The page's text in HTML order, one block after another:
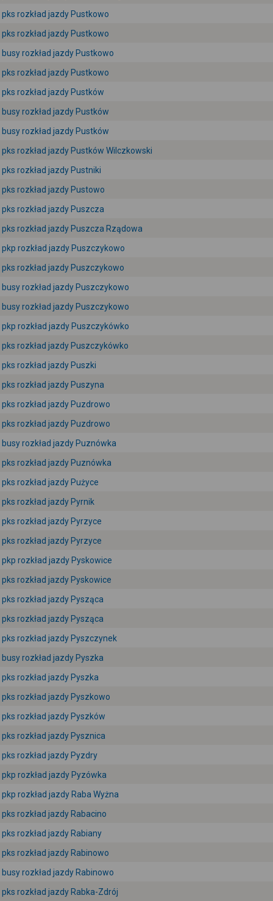
pks rozkład jazdy Pustkowo
pks rozkład jazdy Pustkowo
busy rozkład jazdy Pustkowo
pks rozkład jazdy Pustkowo
pks rozkład jazdy Pustków
busy rozkład jazdy Pustków
busy rozkład jazdy Pustków
pks rozkład jazdy Pustków Wilczkowski
pks rozkład jazdy Pustniki
pks rozkład jazdy Pustowo
pks rozkład jazdy Puszcza
pks rozkład jazdy Puszcza Rządowa
pkp rozkład jazdy Puszczykowo
pks rozkład jazdy Puszczykowo
busy rozkład jazdy Puszczykowo
busy rozkład jazdy Puszczykowo
pkp rozkład jazdy Puszczykówko
pks rozkład jazdy Puszczykówko
pks rozkład jazdy Puszki
pks rozkład jazdy Puszyna
pks rozkład jazdy Puzdrowo
pks rozkład jazdy Puzdrowo
busy rozkład jazdy Puznówka
pks rozkład jazdy Puznówka
pks rozkład jazdy Pużyce
pks rozkład jazdy Pyrnik
pks rozkład jazdy Pyrzyce
pks rozkład jazdy Pyrzyce
pkp rozkład jazdy Pyskowice
pks rozkład jazdy Pyskowice
pks rozkład jazdy Pysząca
pks rozkład jazdy Pysząca
pks rozkład jazdy Pyszczynek
busy rozkład jazdy Pyszka
pks rozkład jazdy Pyszka
pks rozkład jazdy Pyszkowo
pks rozkład jazdy Pyszków
pks rozkład jazdy Pysznica
pks rozkład jazdy Pyzdry
pkp rozkład jazdy Pyzówka
pkp rozkład jazdy Raba Wyżna
pks rozkład jazdy Rabacino
pks rozkład jazdy Rabiany
pks rozkład jazdy Rabinowo
busy rozkład jazdy Rabinowo
pks rozkład jazdy Rabka-Zdrój